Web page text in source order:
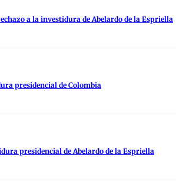
a la investidura de Abelardo de la Espriella
presidencial de Colombia
presidencial de Abelardo de la Espriella